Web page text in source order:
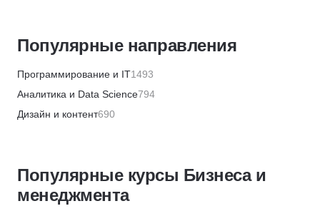
Русская Школа Управления
Русская Школа Управления
МИТУ
Скидка 15%
Популярные направления
Программирование и IT1493
Аналитика и Data Science794
Дизайн и контент690
Финансы и бухгалтерия656
HR и рекрутинг328
Популярные курсы Бизнеса и
менеджмента